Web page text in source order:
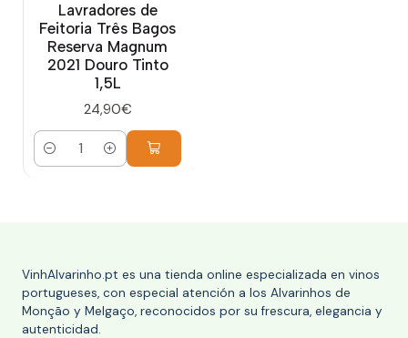
Lavradores de
Feitoria Três Bagos
Reserva Magnum
2021 Douro Tinto
1,5L
24,90€
Cantidad
VinhAlvarinho.pt es una tienda online especializada en vinos
portugueses, con especial atención a los Alvarinhos de
Monção y Melgaço, reconocidos por su frescura, elegancia y
autenticidad.